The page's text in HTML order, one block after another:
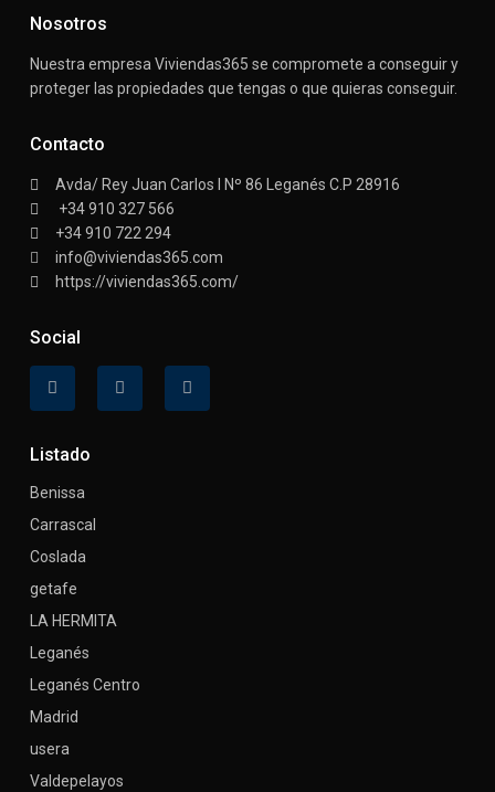
Nosotros
Nuestra empresa Viviendas365 se compromete a conseguir y
proteger las propiedades que tengas o que quieras conseguir.
Contacto
Avda/ Rey Juan Carlos I Nº 86 Leganés C.P 28916
+34 910 327 566
+34 910 722 294
info@viviendas365.com
https://viviendas365.com/
Social
Listado
Benissa
Carrascal
Coslada
getafe
LA HERMITA
Leganés
Leganés Centro
Madrid
usera
Valdepelayos